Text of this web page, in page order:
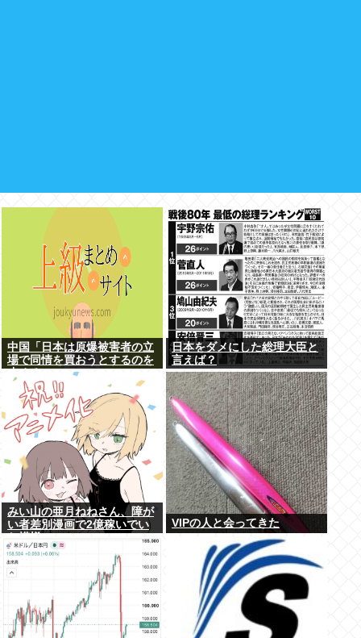
中国「日本は原爆被害者の立
場で同情を買おうとするのを
日本をダメにした総理大臣と
言えば？
みい山の亜月ねねさん、障が
い者差別漫画で2億稼いでい
VIPの人と会ってきた